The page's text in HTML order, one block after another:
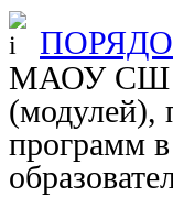
ПОРЯДОК
МАОУ СШ №
(модулей),
программ